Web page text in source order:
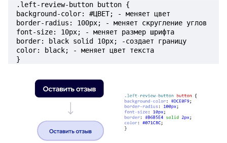
.left-review-button button {
background-color: #ЦВЕТ; - меняет цвет
border-radius: 100px; - меняет скругление углов
font-size: 10px; - меняет размер шрифта
border: black solid 10px; -создает границу
color: black; - меняет цвет текста
}